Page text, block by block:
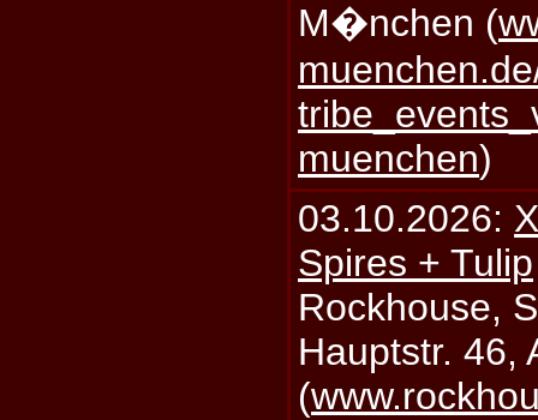
M�nchen (
muenchen)
03.10.2026:
Spires + Tulip
Rockhouse,
Hauptstr. 46,
(